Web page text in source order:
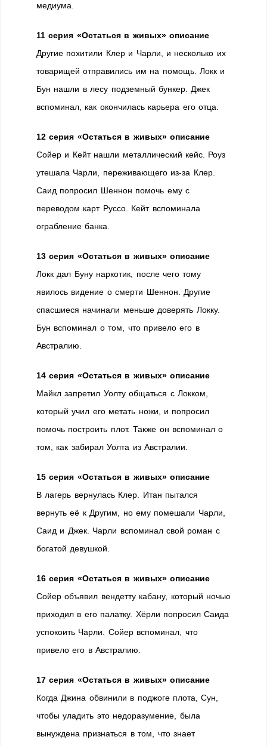
медиума.
11 серия «Остаться в живых» описание
Другие похитили Клер и Чарли, и несколько их
товарищей отправились им на помощь. Локк и
Бун нашли в лесу подземный бункер. Джек
вспоминал, как окончилась карьера его отца.
12 серия «Остаться в живых» описание
Сойер и Кейт нашли металлический кейс. Роуз
утешала Чарли, переживающего из-за Клер.
Саид попросил Шеннон помочь ему с
переводом карт Руссо. Кейт вспоминала
ограбление банка.
13 серия «Остаться в живых» описание
Локк дал Буну наркотик, после чего тому
явилось видение о смерти Шеннон. Другие
спасшиеся начинали меньше доверять Локку.
Бун вспоминал о том, что привело его в
Австралию.
14 серия «Остаться в живых» описание
Майкл запретил Уолту общаться с Локком,
который учил его метать ножи, и попросил
помочь построить плот. Также он вспоминал о
том, как забирал Уолта из Австралии.
15 серия «Остаться в живых» описание
В лагерь вернулась Клер. Итан пытался
вернуть её к Другим, но ему помешали Чарли,
Саид и Джек. Чарли вспоминал свой роман с
богатой девушкой.
16 серия «Остаться в живых» описание
Сойер объявил вендетту кабану, который ночью
приходил в его палатку. Хёрли попросил Саида
успокоить Чарли. Сойер вспоминал, что
привело его в Австралию.
17 серия «Остаться в живых» описание
Когда Джина обвинили в поджоге плота, Сун,
чтобы уладить это недоразумение, была
вынуждена признаться в том, что знает